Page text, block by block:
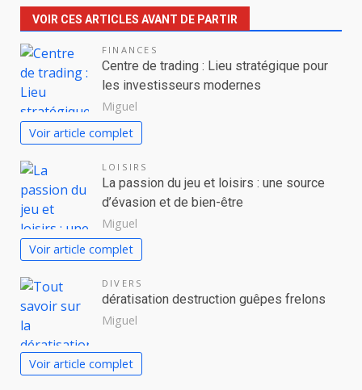
VOIR CES ARTICLES AVANT DE PARTIR
FINANCES
Centre de trading : Lieu stratégique pour
les investisseurs modernes
Miguel
Voir article complet
LOISIRS
La passion du jeu et loisirs : une source
d’évasion et de bien-être
Miguel
Voir article complet
DIVERS
dératisation destruction guêpes frelons
Miguel
Voir article complet